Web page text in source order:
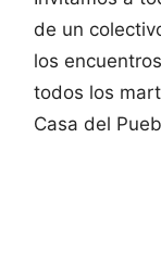
de un
los
todos los
Casa del